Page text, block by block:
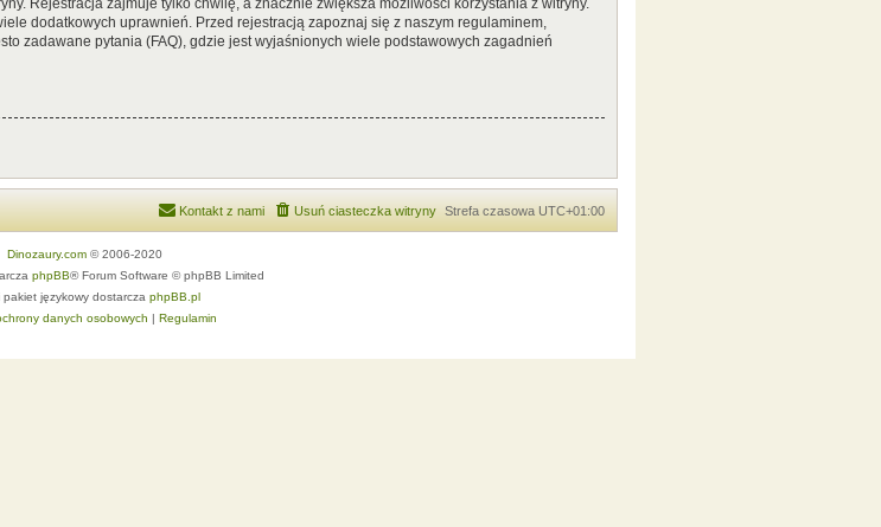
dodatkowych uprawnień. Przed rejestracją zapoznaj się z naszym regulaminem,
zadawane pytania (FAQ), gdzie jest wyjaśnionych wiele podstawowych zagadnień
Strefa czasowa UTC+01:00
Usuń ciasteczka witryny
Kontakt z nami
Dinozaury.com© 2006-2020
phpBB® Forum Software © phpBB Limited
pakiet językowy dostarcza phpBB.pl
danych osobowych | Regulamin